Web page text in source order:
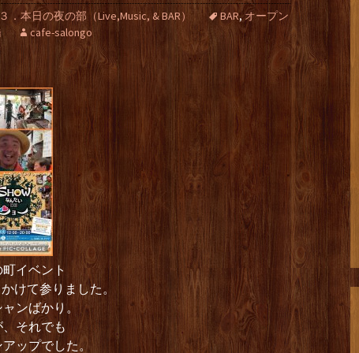
．本日の夜の部（Live,Music, & BAR） BAR,オープン
cafe-salongo
イベント
けて参りました。
ンばかり。
それでも
ップでした。